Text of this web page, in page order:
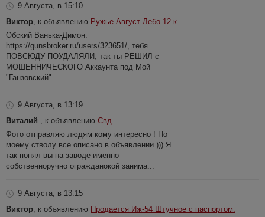
9 Августа, в 15:10
Виктор , к объявлению Ружье Август Лебо 12 к
Обский Ванька-Димон:
https://gunsbroker.ru/users/323651/, тебя
ПОВСЮДУ ПОУДАЛЯЛИ, так ты РЕШИЛ с
МОШЕННИЧЕСКОГО Аккаунта под Мой
"Ганзовский"...
9 Августа, в 13:19
Виталий
, к объявлению Свд
Фото отправляю людям кому интересно ! По
моему стволу все описано в объявлении ))) Я
так понял вы на заводе именно
собственноручно огражданокой занима...
9 Августа, в 13:15
Виктор , к объявлению Продается Иж-54 Штучное с паспортом.